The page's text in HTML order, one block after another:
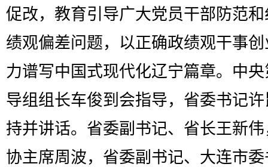
促改，教育引导广大党员干部防范
绩观偏差问题，以正确政绩观干事
力谱写中国式现代化辽宁篇章。中
导组组长车俊到会指导，省委书记
持并讲话。省委副书记、省长王新
协主席周波，省委副书记、大连市